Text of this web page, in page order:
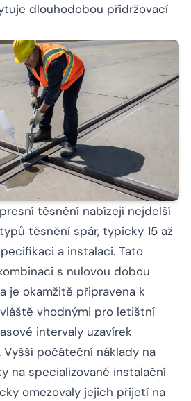
dlouhodobou přidržovací
těsnění nabízejí nejdelší
těsnění spár, typicky 15 až
a instalaci. Tato
s nulovou dobou
je okamžitě připravena k
vhodnými pro letištní
intervaly uzavírek
Vyšší počáteční náklady na
na specializované instalační
omezovaly jejich přijetí na